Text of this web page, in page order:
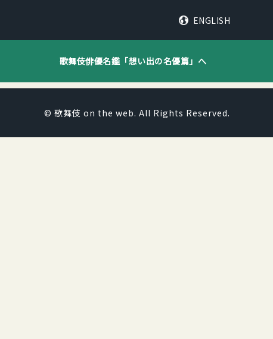
ENGLISH
歌舞伎俳優名鑑「想い出の名優篇」へ
© 歌舞伎 on the web. All Rights Reserved.